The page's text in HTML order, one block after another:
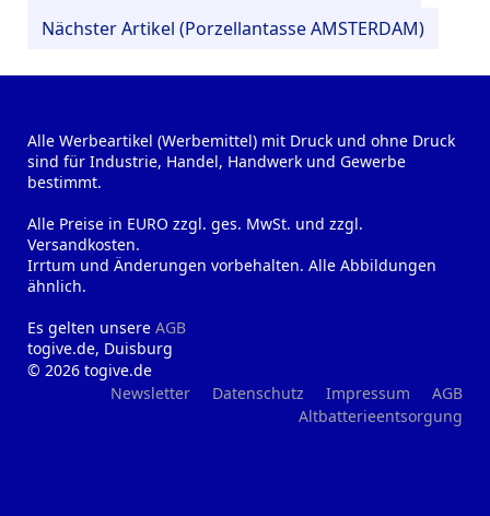
Nächster Artikel (Porzellantasse AMSTERDAM)
Alle Werbeartikel (Werbemittel) mit Druck und ohne Druck
sind für Industrie, Handel, Handwerk und Gewerbe
bestimmt.
Alle Preise in EURO zzgl. ges. MwSt. und zzgl.
Versandkosten.
Irrtum und Änderungen vorbehalten. Alle Abbildungen
ähnlich.
Es gelten unsere AGB
togive.de, Duisburg
© 2026 togive.de
Newsletter
Datenschutz Impressum
AGB
Altbatterieentsorgung